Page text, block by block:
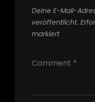
Deine E-Mail-
veröffentlicht.
markiert